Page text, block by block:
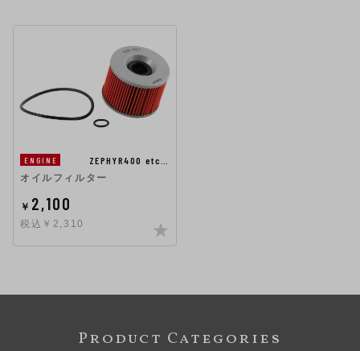
ENGINE
ZEPHYR400 etc…
オイルフィルター
￥ 2,100
税込￥2,310
Product Categories